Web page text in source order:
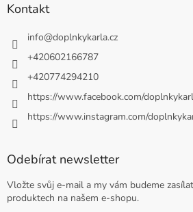
Kontakt
info@doplnkykarla.cz
+420602166787
+420774294210
https://www.facebook.com/
https://www.instagram.com/
Odebírat newsletter
Vložte svůj e-mail a my vám budeme
produktech na našem e-shopu.